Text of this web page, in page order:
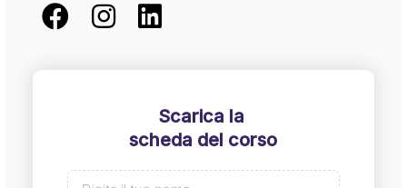
Scarica la
scheda del corso